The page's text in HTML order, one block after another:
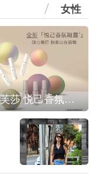
女性
IPSA茵芙莎 悦己香氛凝露上市